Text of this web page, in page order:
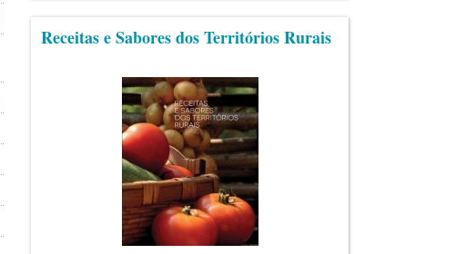
Receitas e Sabores dos Territórios Rurais